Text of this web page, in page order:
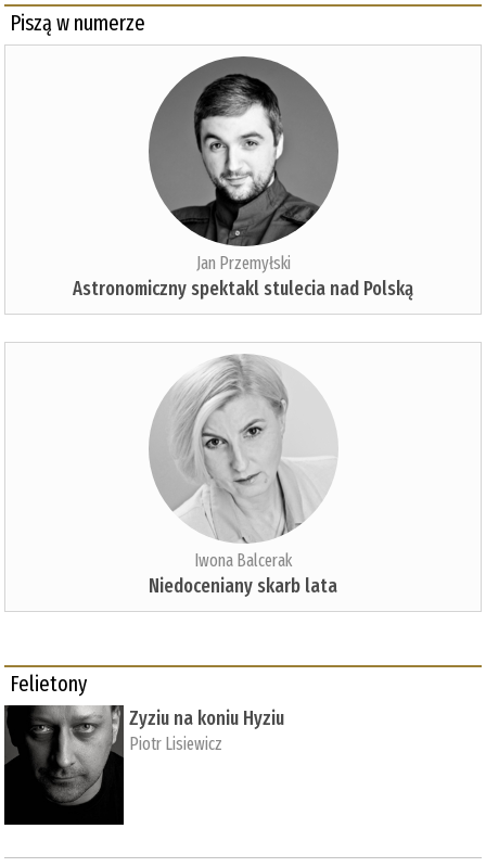
Piszą w numerze
Jan Przemyłski
Astronomiczny spektakl stulecia nad Polską
Iwona Balcerak
Niedoceniany skarb lata
Felietony
Zyziu na koniu Hyziu
Piotr Lisiewicz